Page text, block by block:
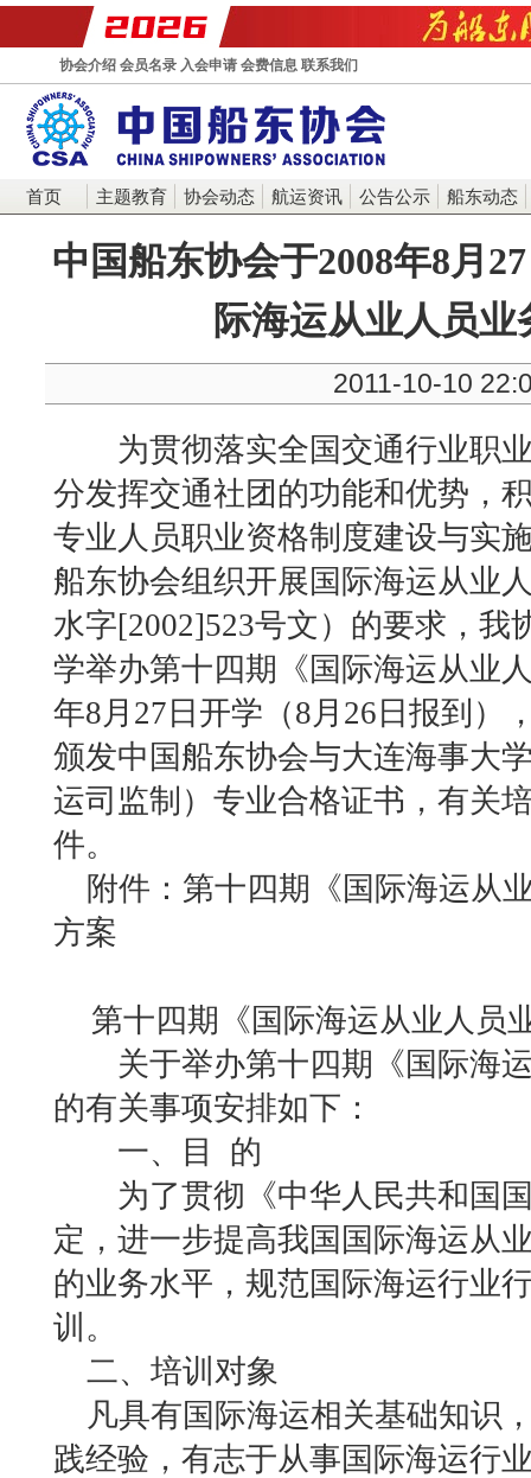
协会介绍 会员名录 入会申请 会费信息 联系我们
首页 主题教育 协会动态 航运资讯 公告公示 船东动态
中国船东协会于2008年8月
际海运从业人员业
2011-10-10
为贯彻落实全国交通行业职业
分发挥交通社团的功能和优势，
专业人员职业资格制度建设与实
船东协会组织开展国际海运从业
水字[2002]523号文）的要求，我
学举办第十四期《国际海运从业
年8月27日开学（8月26日报到）
颁发中国船东协会与大连海事大
运司监制）专业合格证书，有关
件。
附件：第十四期《国际海运从
方案
第十四期《国际海运从业人员
关于举办第十四期《国际海运
的有关事项安排如下：
一、目 的
为了贯彻《中华人民共和国国
定，进一步提高我国国际海运从
的业务水平，规范国际海运行业
训。
二、培训对象
凡具有国际海运相关基础知识
践经验，有志于从事国际海运行